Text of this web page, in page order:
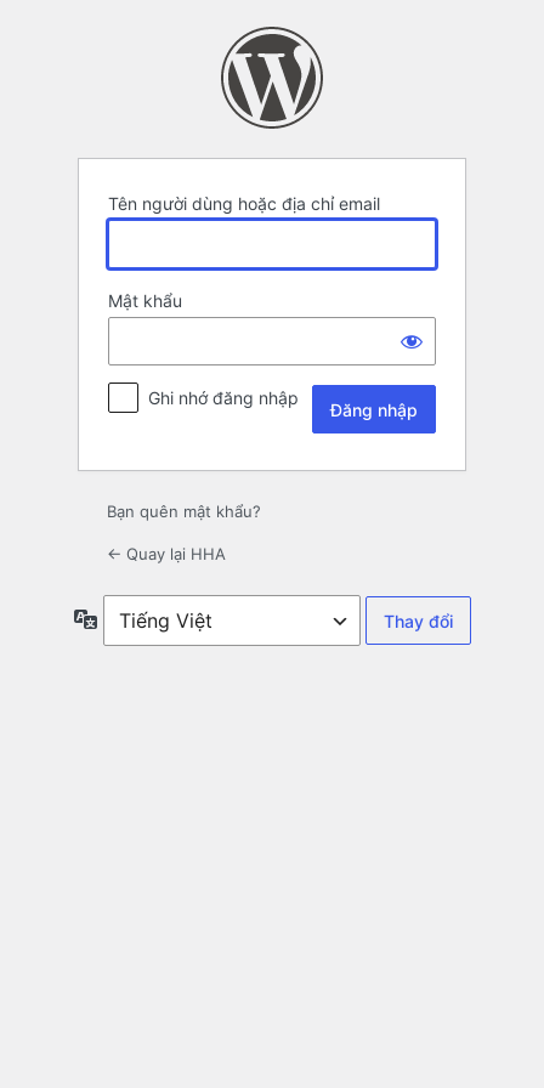
Tên người dùng hoặc địa chỉ email
Mật khẩu
Ghi nhớ đăng nhập
Bạn quên mật khẩu?
← Quay lại HHA
Ngôn
ngữ